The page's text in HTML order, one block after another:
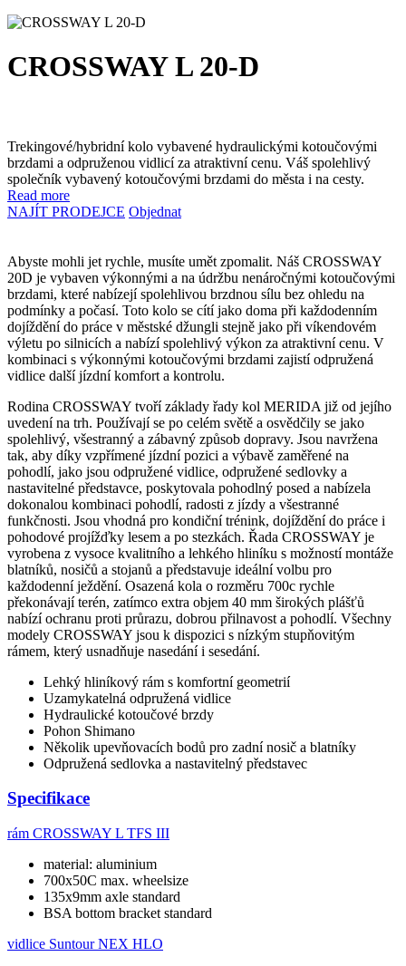
CROSSWAY L 20-D
Trekingové/hybridní kolo vybavené hydraulickými kotoučovými
brzdami a odpruženou vidlicí za atraktivní cenu. Váš spolehlivý
společník vybavený kotoučovými brzdami do města i na cesty.
Read more
NAJÍT PRODEJCE Objednat
Abyste mohli jet rychle, musíte umět zpomalit. Náš CROSSWAY
20D je vybaven výkonnými a na údržbu nenáročnými kotoučovými
brzdami, které nabízejí spolehlivou brzdnou sílu bez ohledu na
podmínky a počasí. Toto kolo se cítí jako doma při každodenním
dojíždění do práce v městské džungli stejně jako při víkendovém
výletu po silnicích a nabízí spolehlivý výkon za atraktivní cenu. V
kombinaci s výkonnými kotoučovými brzdami zajistí odpružená
vidlice další jízdní komfort a kontrolu.
Rodina CROSSWAY tvoří základy řady kol MERIDA již od jejího
uvedení na trh. Používají se po celém světě a osvědčily se jako
spolehlivý, všestranný a zábavný způsob dopravy. Jsou navržena
tak, aby díky vzpřímené jízdní pozici a výbavě zaměřené na
pohodlí, jako jsou odpružené vidlice, odpružené sedlovky a
nastavitelné představce, poskytovala pohodlný posed a nabízela
dokonalou kombinaci pohodlí, radosti z jízdy a všestranné
funkčnosti. Jsou vhodná pro kondiční trénink, dojíždění do práce i
pohodové projížďky lesem a po stezkách. Řada CROSSWAY je
vyrobena z vysoce kvalitního a lehkého hliníku s možností montáže
blatníků, nosičů a stojanů a představuje ideální volbu pro
každodenní ježdění. Osazená kola o rozměru 700c rychle
překonávají terén, zatímco extra objem 40 mm širokých plášťů
nabízí ochranu proti průrazu, dobrou přilnavost a pohodlí. Všechny
modely CROSSWAY jsou k dispozici s nízkým stupňovitým
rámem, který usnadňuje nasedání i sesedání.
Lehký hliníkový rám s komfortní geometrií
Uzamykatelná odpružená vidlice
Hydraulické kotoučové brzdy
Pohon Shimano
Několik upevňovacích bodů pro zadní nosič a blatníky
Odpružená sedlovka a nastavitelný představec
Specifikace
rám CROSSWAY L TFS III
material: aluminium
700x50C max. wheelsize
135x9mm axle standard
BSA bottom bracket standard
vidlice Suntour NEX HLO